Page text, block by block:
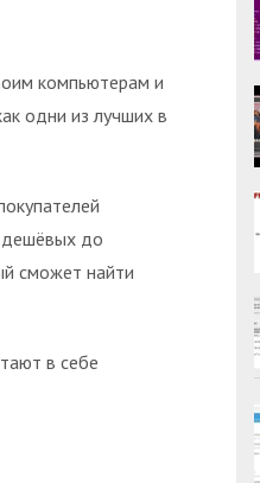
компьютерам и
одни из лучших в
дешёвых до
сможет найти
в себе